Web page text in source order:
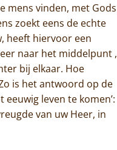
mens vinden, met Gods
zoekt eens de echte
heeft hiervoor een
naar het middelpunt ,
bij elkaar. Hoe
is het antwoord op de
leven te komen’:
van uw Heer, in